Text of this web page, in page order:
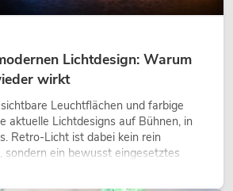
Lichtdesign: Warum
wirkt
Leuchtflächen und farbige
aktuelle Lichtdesigns auf Bühnen, in
Retro-Licht ist dabei kein rein
sondern ein bewusst eingesetztes
schafft Atmosphäre, gibt Szenen